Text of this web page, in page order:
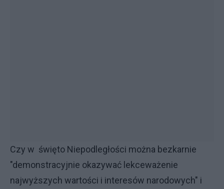
Czy w święto Niepodległości można bezkarnie
"demonstracyjnie okazywać lekceważenie
najwyższych wartości i interesów narodowych" i